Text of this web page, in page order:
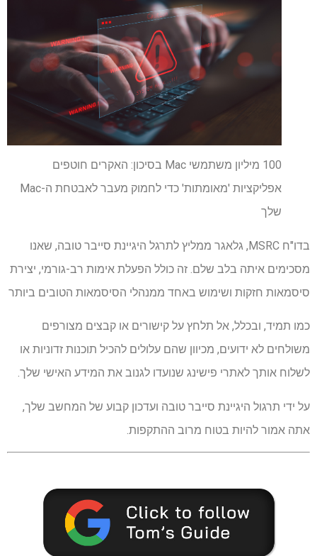
100 מיליון משתמשי Mac בסיכון: האקרים חוטפים
אפליקציות 'מאומתות' כדי לחמוק מעבר לאבטחת ה-Mac
שלך
בדו"ח MSRC, גלאגר ממליץ לתרגל היגיינת סייבר טובה, שאנו
מסכימים איתה בלב שלם. זה כולל הפעלת אימות רב-גורמי, יצירת
סיסמאות חזקות ושימוש באחד ממנהלי הסיסמאות הטובים ביותר
כמו תמיד, ובכלל, אל תלחץ על קישורים או קבצים מצורפים
משולחים לא ידועים, מכיוון שהם עלולים להכיל תוכנות זדוניות או
לשלוח אותך לאתרי פישינג שנועדו לגנוב את המידע האישי שלך.
על ידי תרגול היגיינת סייבר טובה ועדכון קבוע של המחשב שלך,
אתה אמור להיות בטוח מרוב ההתקפות.